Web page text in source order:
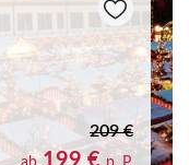
209 €
199 €